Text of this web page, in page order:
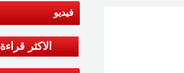
فيديو
الاكثر قراءة